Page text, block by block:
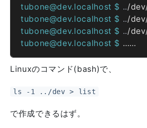
tubone@dev.localhost $ ..
tubone@dev.localhost $ ..
tubone@dev.localhost $ ..
tubone@dev.localhost $
Linuxのコマンド(bash)で、
ls -1 ../dev > list
で作成できるはず。